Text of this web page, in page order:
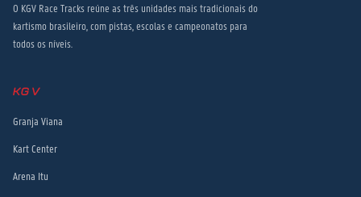
O KGV Race Tracks reúne as três unidades mais tradicionais do
kartismo brasileiro, com pistas, escolas e campeonatos para
todos os níveis.
KGV
Granja Viana
Kart Center
Arena Itu